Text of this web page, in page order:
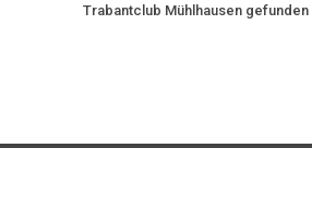
Trabantclub Mühlhausen gefunden